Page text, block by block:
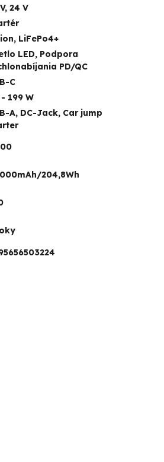
24 V
LiFePo4+
LED, Podpora
PD/QC
C
199 W
A, DC-Jack, Car jump
204,8Wh